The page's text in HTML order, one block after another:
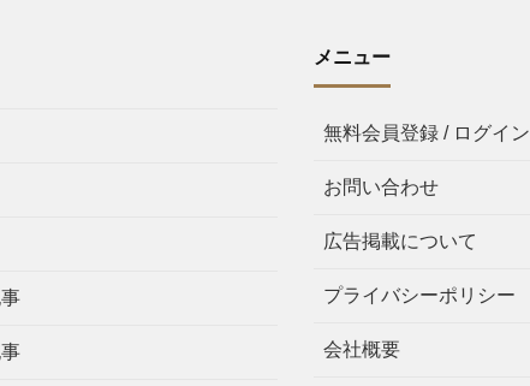
メニュー
無料会員登録 / ログイン
お問い合わせ
広告掲載について
プライバシーポリシー
会社概要